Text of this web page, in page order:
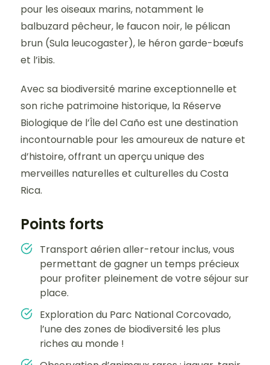
pour les oiseaux marins, notamment le
balbuzard pêcheur, le faucon noir, le pélican
brun (Sula leucogaster), le héron garde-bœufs
et l’ibis.
Avec sa biodiversité marine exceptionnelle et
son riche patrimoine historique, la Réserve
Biologique de l’Île del Caño est une destination
incontournable pour les amoureux de nature et
d’histoire, offrant un aperçu unique des
merveilles naturelles et culturelles du Costa
Rica.
Points forts
Transport aérien aller-retour inclus, vous
permettant de gagner un temps précieux
pour profiter pleinement de votre séjour sur
place.
Exploration du Parc National Corcovado,
l’une des zones de biodiversité les plus
riches au monde !